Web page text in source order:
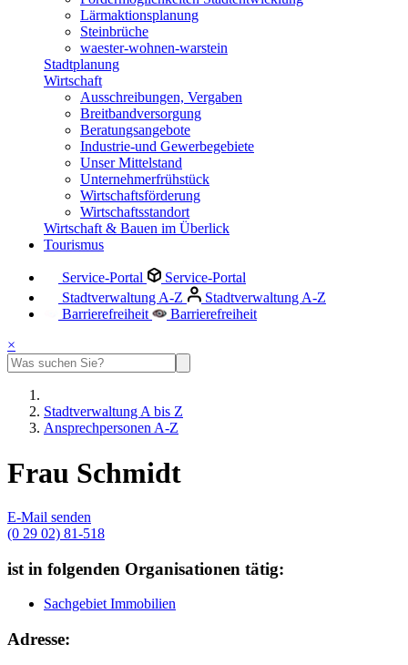
Lärmaktionsplanung
Steinbrüche
waester-wohnen-warstein
Stadtplanung
Wirtschaft
Ausschreibungen, Vergaben
Breitbandversorgung
Beratungsangebote
Industrie-und Gewerbegebiete
Unser Mittelstand
Unternehmerfrühstück
Wirtschaftsförderung
Wirtschaftsstandort
Wirtschaft & Bauen im Überlick
Tourismus
Service-Portal
Service-Portal
Stadtverwaltung A-Z
Stadtverwaltung A-Z
Barrierefreiheit
Barrierefreiheit
×
Stadtverwaltung A bis Z
Ansprechpersonen A-Z
Frau Schmidt
E-Mail senden
(0 29 02) 81-518
ist in folgenden Organisationen tätig:
Sachgebiet Immobilien
Adresse: